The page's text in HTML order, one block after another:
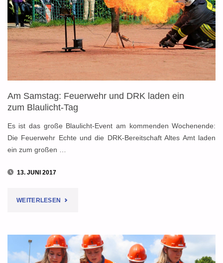
JAHREN
VON
PETER
Am Samstag: Feuerwehr und DRK laden ein
zum Blaulicht-Tag
Es ist das große Blaulicht-Event am kommenden Wochenende:
Die Feuerwehr Echte und die DRK-Bereitschaft Altes Amt laden
ein zum großen …
13. JUNI 2017
WEITERLESEN "AM
FEUERWEHR
UND